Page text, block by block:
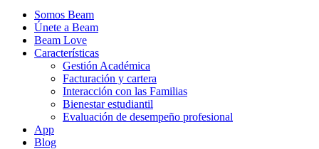
Somos Beam
Únete a Beam
Beam Love
Características
Gestión Académica
Facturación y cartera
Interacción con las Familias
Bienestar estudiantil
Evaluación de desempeño profesional
App
Blog